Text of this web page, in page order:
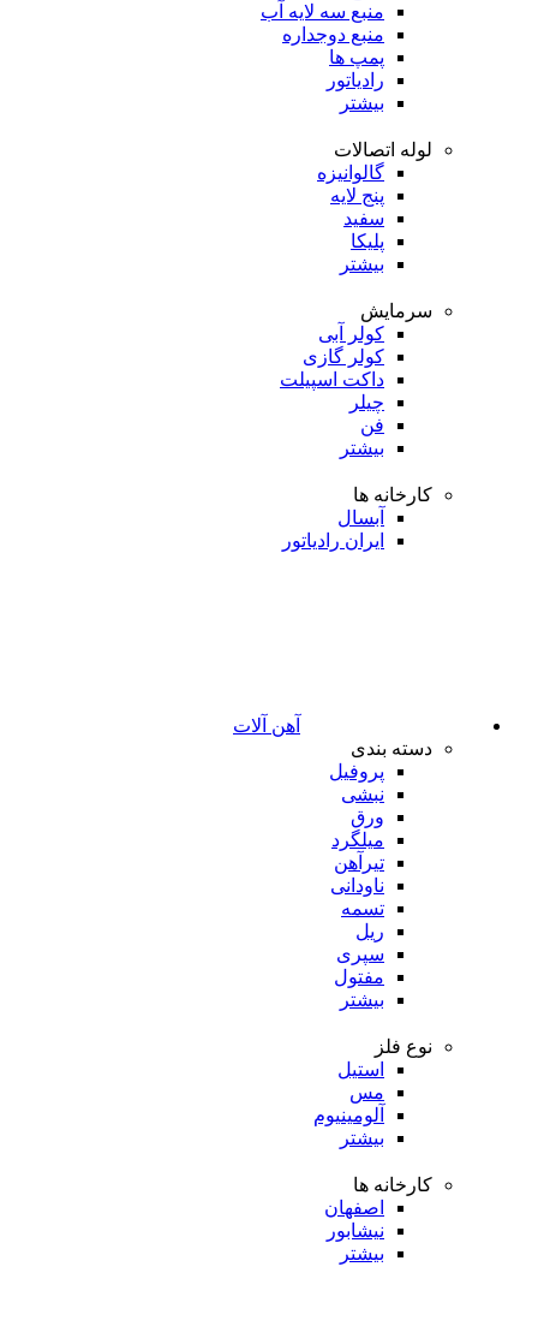
منبع سه لایه آب
منبع دوجداره
پمپ ها
رادیاتور
بیشتر
لوله اتصالات
گالوانیزه
پنج لایه
سفید
پلیکا
بیشتر
سرمایش
کولر آبی
کولر گازی
داکت اسپیلت
چیلر
فن
بیشتر
کارخانه ها
آبسال
ایران رادیاتور
آهن آلات
دسته بندی
پروفیل
نبشی
ورق
میلگرد
تیرآهن
ناودانی
تسمه
ریل
سپری
مفتول
بیشتر
نوع فلز
استیل
مس
آلومینیوم
بیشتر
کارخانه ها
اصفهان
نیشابور
بیشتر